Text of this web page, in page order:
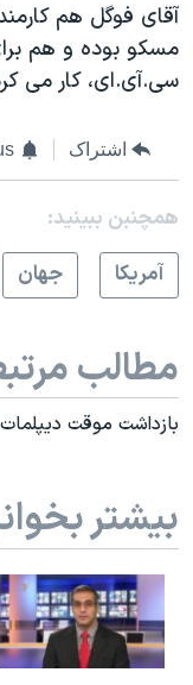
آقای فوگل هم
مسکو بوده و هم
سی.آی.ای، کار می
اشتراک
همچنبن ببینید:
آمريکا
جهان
مطالب
بازداشت موقت
بیشتر